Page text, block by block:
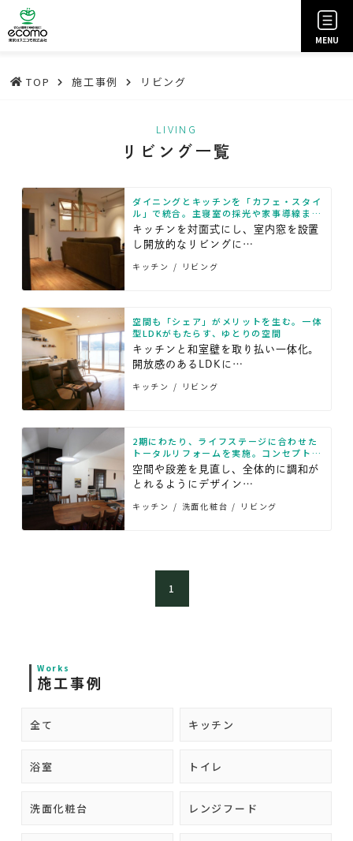
MENU
TOP 施工事例 リビング
LIVING
リビング一覧
ダイニングとキッチンを「カフェ・スタイ
ル」で統合。主寝室の採光や家事導線まで
まとめて改善に成功
キッチンを対面式にし、室内窓を設置
し開放的なリビングに…
キッチン リビング
空間も「シェア」がメリットを生む。一体
型LDKがもたらす、ゆとりの空間
キッチンと和室壁を取り払い一体化。
開放感のあるLDKに…
キッチン リビング
2期にわたり、ライフステージに合わせた
トータルリフォームを実施。コンセプトは
「モダンクラシカル」
空間や段差を見直し、全体的に調和が
とれるようにデザイン…
キッチン 洗面化粧台 リビング
1
Works
施工事例
全て キッチン
浴室 トイレ
洗面化粧台 レンジフード